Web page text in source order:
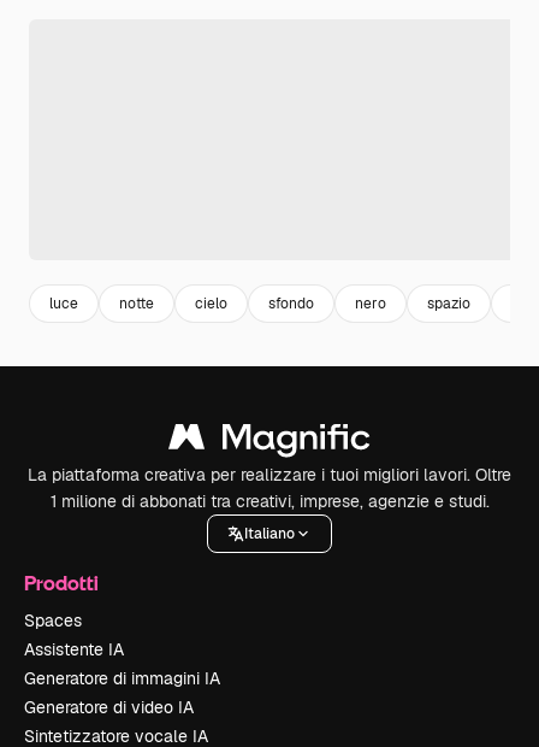
luce notte cielo sfondo nero spazio
La piattaforma creativa per realizzare i tuoi migliori lavori. Oltre
1 milione di abbonati tra creativi, imprese, agenzie e studi.
Italiano
Prodotti
Spaces
Assistente IA
Generatore di immagini IA
Generatore di video IA
Sintetizzatore vocale IA